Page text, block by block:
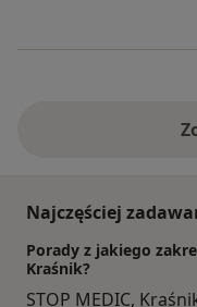
Najczęściej
Porady z jakiego
Kraśnik?
STOP MEDIC,